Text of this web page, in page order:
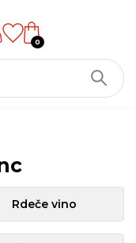
0
Rdeče vino